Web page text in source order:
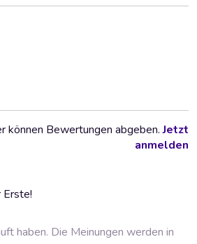
Erste!
können Bewertungen abgeben.Jetzt
anmelden
haben. Die Meinungen werden in